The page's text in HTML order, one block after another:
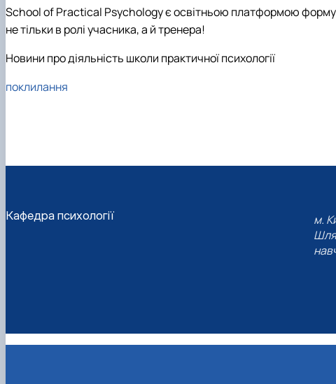
School of Practical Psychology є освітньою платформою
не тільки в ролі учасника, а й тренера!
Новини про діяльність школи практичної психології
поклилання
Кафедра психології
м.